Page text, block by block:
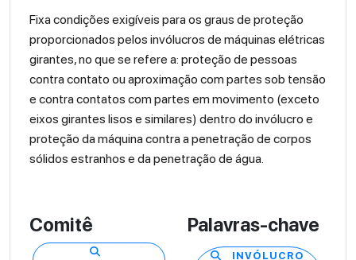
Fixa condições exigíveis para os graus de proteção
proporcionados pelos invólucros de máquinas elétricas
girantes, no que se refere a: proteção de pessoas
contra contato ou aproximação com partes sob tensão
e contra contatos com partes em movimento (exceto
eixos girantes lisos e similares) dentro do invólucro e
proteção da máquina contra a penetração de corpos
sólidos estranhos e da penetração de água.
Comitê Palavras-chave
INVÓLUCRO